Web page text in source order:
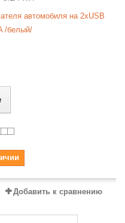
автомобиля на 2хUSB
/белый/
Добавить к сравнению